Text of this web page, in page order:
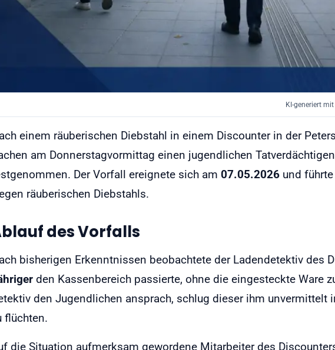
KI-generiert
einem räuberischen Diebstahl in einem Discounter in der
am Donnerstagvormittag einen jugendlichen
Der Vorfall ereignete sich am07.05.2026 und
räuberischen Diebstahls.
des Vorfalls
bisherigen Erkenntnissen beobachtete der Ladendetektiv des
den Kassenbereich passierte, ohne die eingesteckte Ware
den Jugendlichen ansprach, schlug dieser ihm unvermittelt
flüchten.
die Situation aufmerksam gewordene Mitarbeiter des